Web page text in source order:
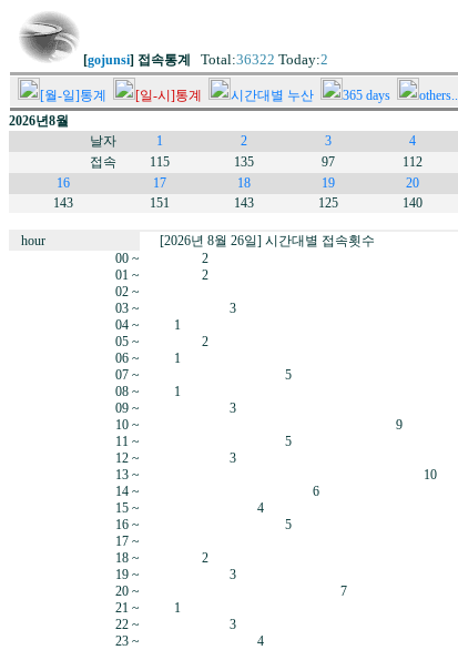
[gojunsi] 접속통계 Total:36322 Today:2
[월-일]통계 [일-시]통계 시간대별 누산 365 days
others..
2026년8월
날자
1 2 3 4
접속
115 135 97 112
16
17 18 19 20
143
151 143 125 140
hour
[2026년 8월 26일] 시간대별 접속횟수
00 ~
2
01 ~
2
02 ~
03 ~
3
04 ~
1
05 ~
2
06 ~
1
07 ~
5
08 ~
1
09 ~
3
10 ~
9
11 ~
5
12 ~
3
13 ~
10
14 ~
6
15 ~
4
16 ~
5
17 ~
18 ~
2
19 ~
3
20 ~
7
21 ~
1
22 ~
3
23 ~
4